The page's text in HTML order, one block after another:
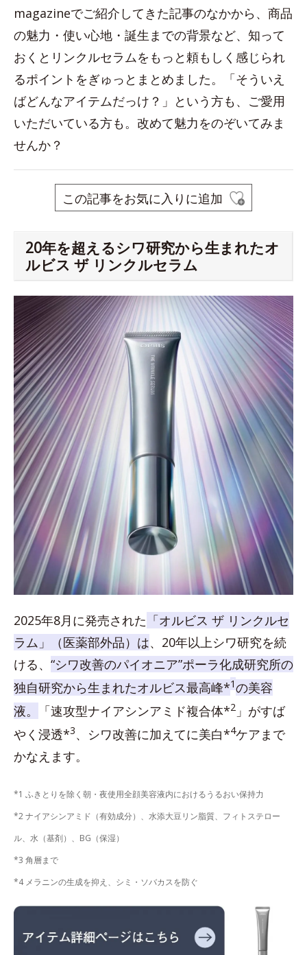
magazineでご紹介してきた記事のなかから、商品
の魅力・使い心地・誕生までの背景など、知って
おくとリンクルセラムをもっと頼もしく感じられ
るポイントをぎゅっとまとめました。「そういえ
ばどんなアイテムだっけ？」という方も、ご愛用
いただいている方も。改めて魅力をのぞいてみま
せんか？
この記事をお気に入りに追加
20年を超えるシワ研究から生まれたオ
ルビス ザ リンクルセラム
2025年8月に発売された 「オルビス ザ リンクルセ
ラム」（医薬部外品）は、20年以上シワ研究を続
ける、 “シワ改善のパイオニア”ポーラ化成研究所の
独自研究から生まれたオルビス最高峰*1の美容
液。
「速攻型ナイアシンアミド複合体*2 」がすば
やく浸透*3、シワ改善に加えてに美白*4ケアまで
かなえます。
*1 ふきとりを除く朝・夜使用全顔美容液内におけるうるおい保持力
*2 ナイアシンアミド（有効成分）、水添大豆リン脂質、フィトステロー
ル、水（基剤）、BG（保湿）
*3 角層まで
*4 メラニンの生成を抑え、シミ・ソバカスを防ぐ